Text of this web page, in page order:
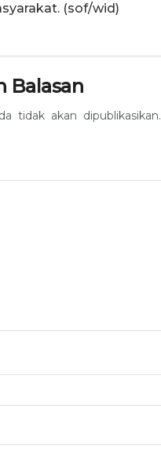
(sof/wid)
Balasan
tidak akan dipublikasikan.